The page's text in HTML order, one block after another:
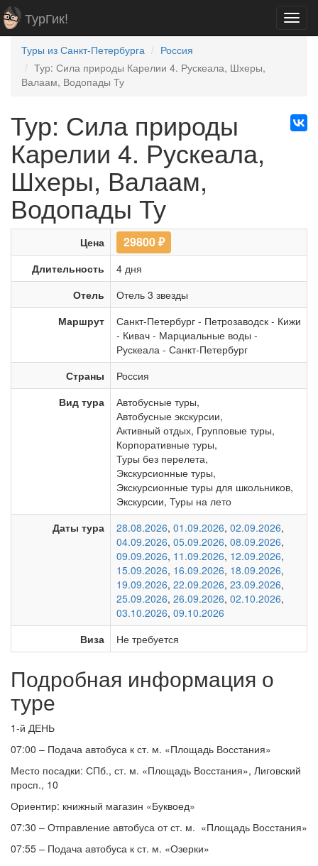
ТурГик!
Туры из Санкт-Петербурга
Россия
Тур: Сила природы Карелии 4. Рускеала, Шхеры,
Валаам, Водопады Ту
Тур: Сила природы
Карелии 4. Рускеала,
Шхеры, Валаам,
Водопады Ту
Цена 29800₽
Длительность
4 дня
Отель
Отель 3 звезды
Маршрут
Санкт-Петербург - Петрозаводск - Кижи
- Кивач - Марциальные воды -
Рускеала - Санкт-Петербург
Страны
Россия
Вид тура
Автобусные туры,
Автобусные экскурсии,
Активный отдых, Групповые туры,
Корпоративные туры,
Туры без перелета,
Экскурсионные туры,
Экскурсионные туры для школьников,
Экскурсии, Туры на лето
Даты тура
28.08.2026, 01.09.2026, 02.09.2026,
04.09.2026, 05.09.2026, 08.09.2026,
09.09.2026, 11.09.2026, 12.09.2026,
15.09.2026, 16.09.2026, 18.09.2026,
19.09.2026, 22.09.2026, 23.09.2026,
25.09.2026, 26.09.2026, 02.10.2026,
03.10.2026, 09.10.2026
Виза
Не требуется
Подробная информация о
туре
1-й ДЕНЬ
07:00 – Подача автобуса к ст. м. «Площадь Восстания»
Место посадки: СПб., ст. м. «Площадь Восстания», Лиговский
просп., 10
Ориентир: книжный магазин «Буквоед»
07:30 – Отправление автобуса от ст. м. «Площадь Восстания»
07:55 – Подача автобуса к ст. м. «Озерки»